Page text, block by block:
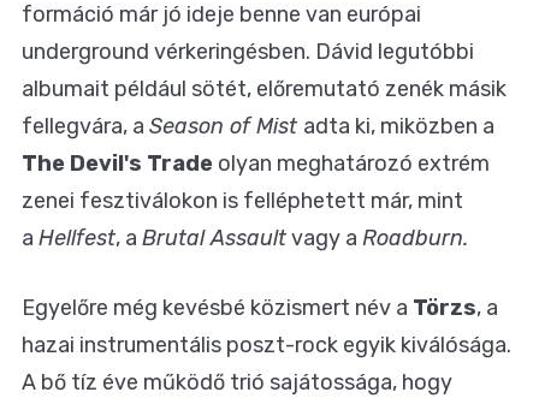
formáció már jó ideje benne van európai
underground vérkeringésben. Dávid legutóbbi
albumait például sötét, előremutató zenék másik
fellegvára, a Season of Mist adta ki, miközben a
The Devil's Trade olyan meghatározó extrém
zenei fesztiválokon is felléphetett már, mint
a Hellfest, a Brutal Assaultvagy a Roadburn.
Egyelőre még kevésbé közismert név a Törzs, a
hazai instrumentális poszt-rock egyik kiválósága.
A bő tíz éve működő trió sajátossága, hogy